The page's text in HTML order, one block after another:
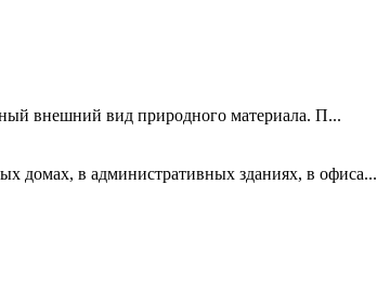
внешний вид природного материала. П...
домах, в административных зданиях, в офиса...